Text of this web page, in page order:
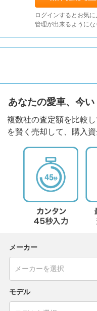
ログインするとお気
管理が出来るようにな
あなたの愛車、今い
複数社の査定額を比較
を賢く売却して、購入
メーカー
モデル